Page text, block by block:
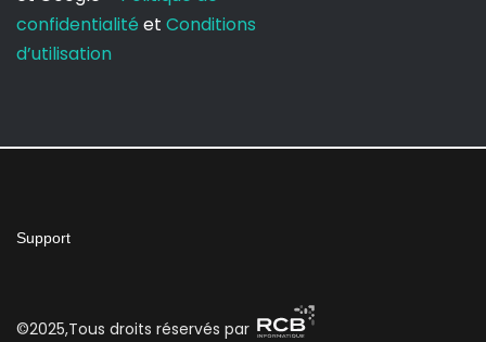
confidentialité et Conditions
d’utilisation
Support
©2025,Tous droits réservés par